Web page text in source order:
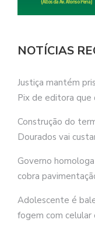
NOTÍCIAS
Justiça mantém
Pix de editora que
Construção do
Dourados vai
Governo
cobra
Adolescente é
fogem com celular